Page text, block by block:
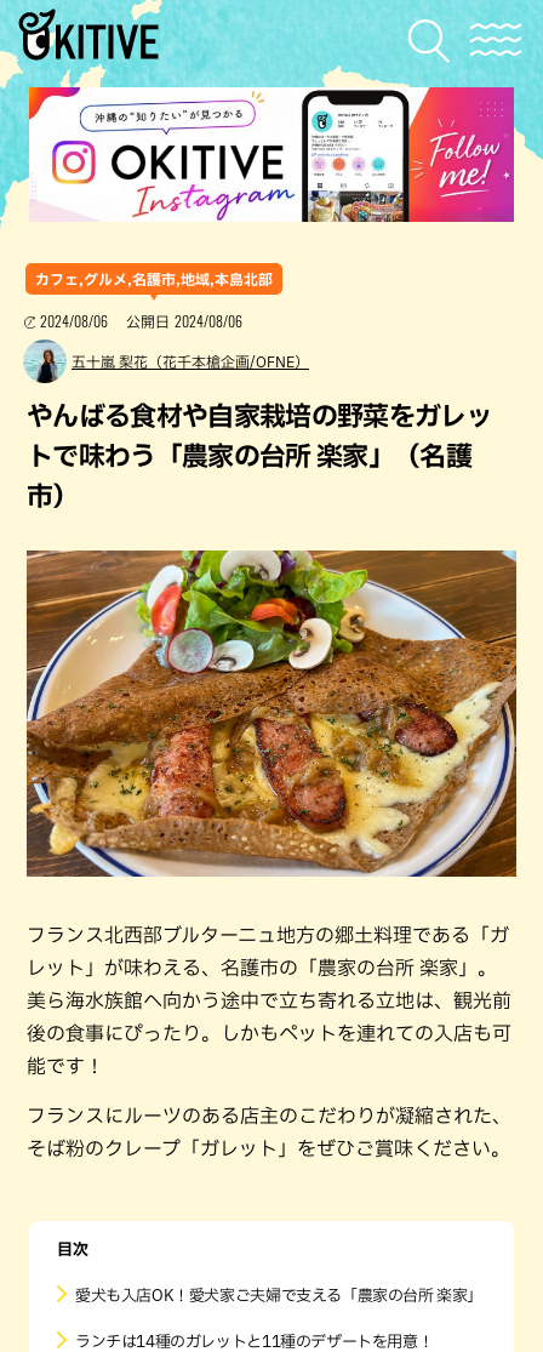
カフェ,グルメ,名護市,地域,本島北部
2024/08/06 公開日 2024/08/06
五十嵐 梨花（花千本槍企画/OFNE）
やんばる食材や自家栽培の野菜をガレッ
トで味わう「農家の台所 楽家」（名護
市）
フランス北西部ブルターニュ地方の郷土料理である「ガ
レット」が味わえる、名護市の「農家の台所 楽家」。
美ら海水族館へ向かう途中で立ち寄れる立地は、観光前
後の食事にぴったり。しかもペットを連れての入店も可
能です！
フランスにルーツのある店主のこだわりが凝縮された、
そば粉のクレープ「ガレット」をぜひご賞味ください。
目次
愛犬も入店OK！愛犬家ご夫婦で支える「農家の台所 楽家」
ランチは14種のガレットと11種のデザートを用意！